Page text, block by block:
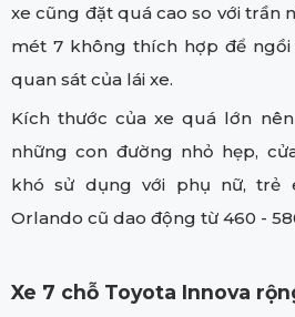
xe cũng đặt quá cao so với trần
mét 7 không thích hợp để
quan sát của lái xe.
Kích thước của xe quá lớn
những con đường nhỏ hẹp,
khó sử dụng với phụ nữ, trẻ
Orlando cũ dao động từ 460 -
Xe 7 chỗ Toyota Innova